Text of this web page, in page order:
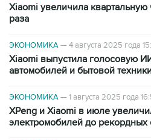
Xiaomi увеличила
раза
ЭКОНОМИКА—4 августа 2025 года
Xiaomi выпустила голосовую
автомобилей и бытовой
ЭКОНОМИКА—1 августа 2025 года
XPeng и Xiaomi в июле
электромобилей до